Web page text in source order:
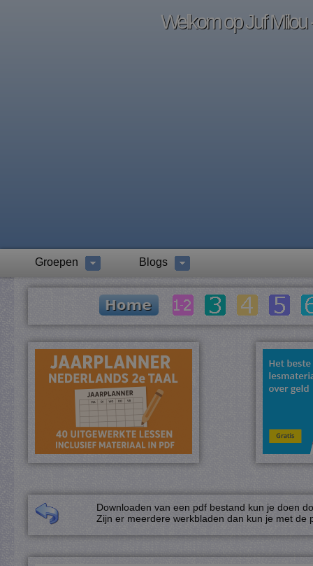
Welkom op Juf Milou
Groepen Blogs
Downloaden van een pdf bestand kun je doen
Zijn er meerdere werkbladen dan kun je met de